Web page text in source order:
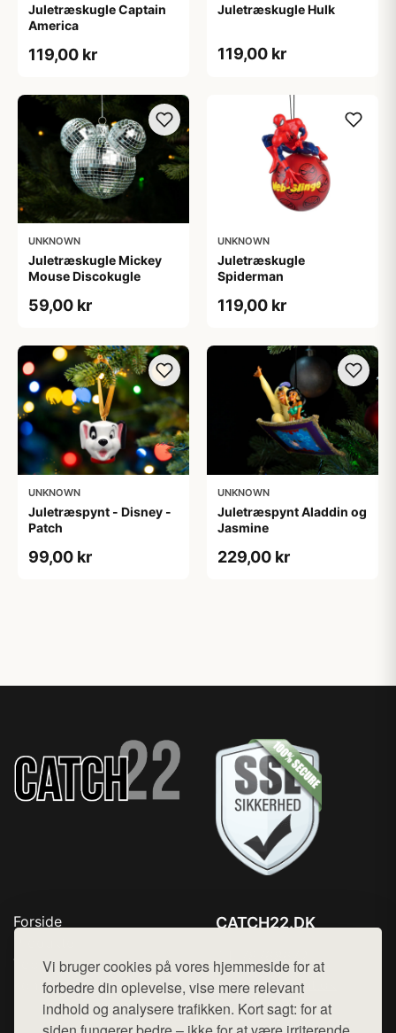
Vi bruger cookies på vores hjemmeside for at
forbedre din oplevelse, vise mere relevant
indhold og analysere trafikken. Kort sagt: for at
Juletræskugle Captain
America
119,00 kr
Juletræskugle Hulk
119,00 kr
UNKNOWN
Juletræskugle Mickey
Mouse Discokugle
59,00 kr
UNKNOWN
Juletræskugle
Spiderman
119,00 kr
UNKNOWN
Juletræspynt - Disney -
Patch
99,00 kr
UNKNOWN
Juletræspynt Aladdin og
Jasmine
229,00 kr
Forside
Top Rabatter
Kontakt
CATCH22.DK
Mail: hej@want.dk
Cookie- og privatlivspolitik